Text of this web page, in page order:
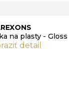
na plasty - Gloss
detail